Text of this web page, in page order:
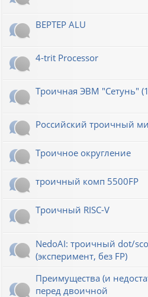
BEPTEP ALU
4-trit Processor
Троичная ЭВМ "Сетунь"
Российский троичный
Троичное округление
троичный комп 5500FP
Троичный RISC-V
NedoAI: троичный dot/
(эксперимент, без FP)
Преимущества (и
перед двоичной